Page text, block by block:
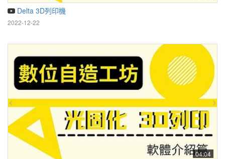
Delta 3D列印機
2022-12-22
04:04